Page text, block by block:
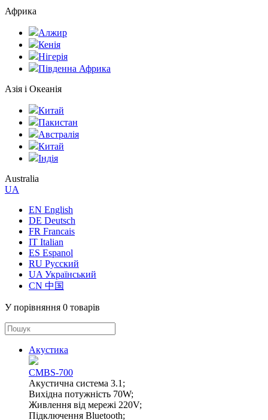
Африка
Алжир
Кенія
Нігерія
Південна Африка
Азія і Океанія
Китай
Пакистан
Австралія
Китай
Індія
Australia
UA
EN English
DE Deutsch
FR Francais
IT Italian
ES Espanol
RU Русский
UA Український
CN 中国
У порівняння 0 товарів
Акустика
CMBS-700
Акустична система 3.1;
Вихідна потужність 70W;
Живлення від мережі 220V;
Підключення Bluetooth;